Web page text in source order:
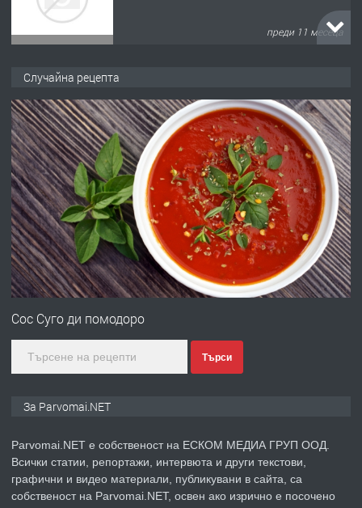
преди 11 месеца
преди 1 година
ПРЕДЛАГА Работа за общи работници
преди 1 година
ПРЕДЛАГА
Първи поход "По стъпките на Ангел
преди 1 година
ПРЕДЛАГА
Случайна рецепта
Сос Суго ди помодоро
Търси
За Parvomai.NET
Parvomai.NET е собственост на ЕСКОМ МЕДИА ГРУП ООД.
Всички статии, репортажи, интервюта и други текстови,
графични и видео материали, публикувани в сайта, са
собственост на Parvomai.NET, освен ако изрично е посочено